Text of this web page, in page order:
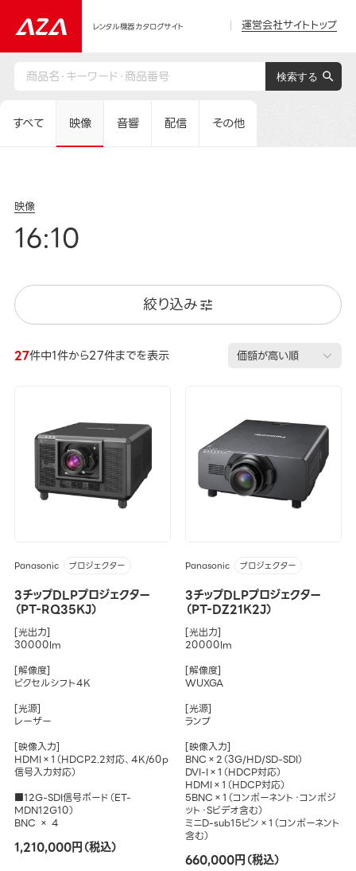
レンタル機器カタログサイト 運営会社サイトトップ
すべて 映像 音響 配信 その他
映像
16:10
絞り込み
27件中1件から27件までを表示
Panasonic プロジェクター
3チップDLPプロジェクター
（PT-RQ35KJ）
[光出力]
30000lm
[解像度]
ピクセルシフト4K
[光源]
レーザー
[映像入力]
HDMI×1（HDCP2.2対応、4K/60p
信号入力対応）
■12G-SDI信号ボード（ET-
MDN12G10）
BNC × 4
1,210,000円（税込）
Panasonic プロジェクター
3チップDLPプロジェクター
（PT-DZ21K2J）
[光出力]
20000lm
[解像度]
WUXGA
[光源]
ランプ
[映像入力]
BNC×2（3G/HD/SD-SDI）
DVI-I×1（HDCP対応）
HDMI×1（HDCP対応）
5BNC×1（コンポーネント・コンポジ
ット・Sビデオ含む）
ミニD-sub15ピン×1（コンポーネント
含む）
660,000円（税込）